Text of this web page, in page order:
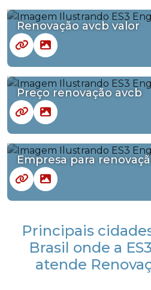
Renovação avcb valor
Preço renovação avcb
Empresa para
Principais
Brasil onde a
atende